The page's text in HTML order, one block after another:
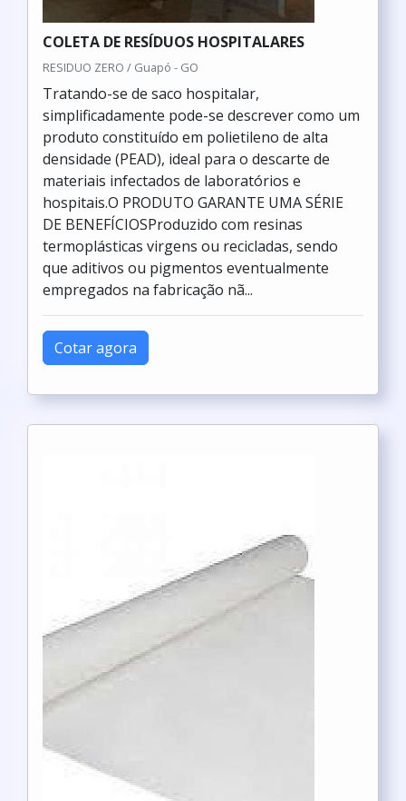
COLETA DE RESÍDUOS HOSPITALARES
RESIDUO ZERO / Guapó - GO
Tratando-se de saco hospitalar,
simplificadamente pode-se descrever como um
produto constituído em polietileno de alta
densidade (PEAD), ideal para o descarte de
materiais infectados de laboratórios e
hospitais.O PRODUTO GARANTE UMA SÉRIE
DE BENEFÍCIOSProduzido com resinas
termoplásticas virgens ou recicladas, sendo
que aditivos ou pigmentos eventualmente
empregados na fabricação nã...
Cotar agora